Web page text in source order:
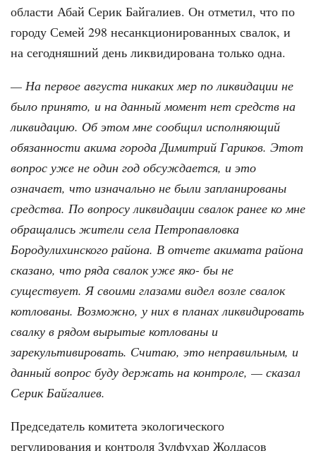
области Абай Серик Байгалиев. Он отметил, что по
городу Семей 298 несанкционированных свалок, и
на сегодняшний день ликвидирована только одна.
— На первое августа никаких мер по ликвидации не
было принято, и на данный момент нет средств на
ликвидацию. Об этом мне сообщил исполняющий
обязанности акима города Димитрий Гариков. Этот
вопрос уже не один год обсуждается, и это
означает, что изначально не были запланированы
средства. По вопросу ликвидации свалок ранее ко мне
обращались жители села Петропавловка
Бородулихинского района. В отчете акимата района
сказано, что ряда свалок уже яко- бы не
существует. Я своими глазами видел возле свалок
котлованы. Возможно, у них в планах ликвидировать
свалку в рядом вырытые котлованы и
зарекультивировать. Считаю, это неправильным, и
данный вопрос буду держать на контроле, — сказал
Серик Байгалиев.
Председатель комитета экологического
регулирования и контроля Зулфухар Жолдасов